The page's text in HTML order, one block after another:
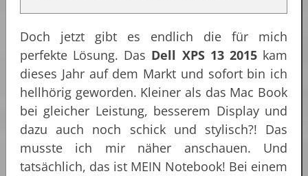
Doch jetzt gibt es endlich die für mich
perfekte Lösung. Das Dell XPS 13 2015kam
dieses Jahr auf dem Markt und sofort bin ich
hellhörig geworden. Kleiner als das Mac Book
bei gleicher Leistung, besserem Display und
dazu auch noch schick und stylisch?! Das
musste ich mir näher anschauen. Und
tatsächlich, das ist MEIN Notebook! Bei einem